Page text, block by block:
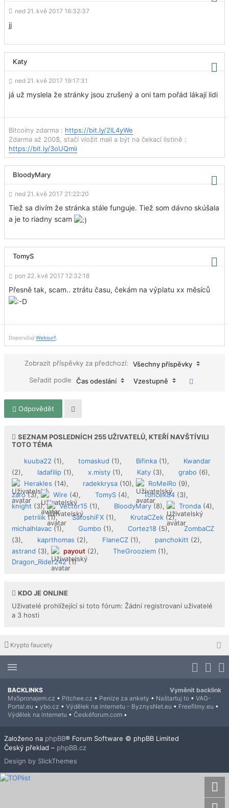
ned 21. kvě 2017 16:32:37
jj
Katy
ned 21. kvě 2017 19:17:31
já už myslela že stránky jsou zrušený a oni tam pořád lákají lidi
Bitcoiny zdarma : https://bit.ly/2IL4yWe
Zdarma až 200$, stačí vložit mail a být na čekací listině :
https://bit.ly/3oUQmii
BloodyMary
ned 21. kvě 2017 21:22:20
Tiež sa divím že stránka stále funguje. Tiež som dávno skúšala
a je to riadny scam
TomyS
pon 22. kvě 2017 12:32:18
Přesně tak, scam.. ztrátu času, čekám na výplatu xx měsíců
Doporučuji Websurf
Zobrazit příspěvky za předchozí:
Všechny příspěvky
Seřadit podle
Čas odeslání Vzestupně
Odpovědět
SEZNAM POSLEDNÍCH 255UŽIVATELŮ, KTEŘÍ NAVŠTÍVILI
TOTO TÉMA
kuuba22 (1), tomaskud (1), Bifinka (1),
Kwandar
(2),
ladafilip (1), x.misty (1), Katy (3), grabo (6),
Herakles (14), radekkrysa (10), RoMeiRo (9),
zaro(3), Wire (4), TomyS (4), Toncek84 (3),
knight (3), Vector15 (1), BloodyMary(8), Tronda (4),
petriiik(1), SatoshiFX (1), KrutaCZek (2),
michalhlavac(1), Gumbo (1), Cortez18 (5),
ZombaCZ
(3),
kaprthomas (2), FlaneCZ (1), panchokitt (2),
astrand (3), payout (2), TheGrooziem (1),
Dragon_Rider242(1)
KDO JE ONLINE
Uživatelé prohlížející si toto fórum: Žádní registrovaní uživatelé
a 3 hosti
Krypto faucety
BACKLINKS
Vyměnit backlink
Mx5pronajem.cz • Pitchee.cz • Peníze za ankety • Naštartuj to • VAG-
Portal.eu • ybo.cz • Výdělek na internetu - ByznysNet.eu • Freefilmy.eu •
Výdělek na internetu • Českéforum.com •
Založeno na phpBB® Forum Software © phpBB Limited
Český překlad – phpBB.cz
Design by SlickThemes